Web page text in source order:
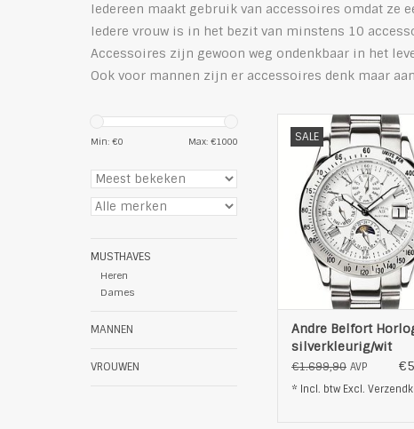
Iedereen maakt gebruik van accessoires omdat ze
Iedere vrouw is in het bezit van minstens 10
Accessoires zijn gewoon weg ondenkbaar in het
Ook voor mannen zijn er accessoires denk maar
Min: €0 Max: €1000
MUSTHAVES
Heren
Dames
MANNEN
VROUWEN
SALE
Stijlvolle horloge van
Belfort, Wees getuige
kwaliteit!
Verpakking:
Diameter kast 38 mm,
mm
Materiaal kast
edelstaal
Materiaal band
edelstaal
Materiaal glas
TOEVOEGEN AAN
Andre Belfort
silverkleurig/wit
€1.699,90 AVP
* Incl. btw Excl.